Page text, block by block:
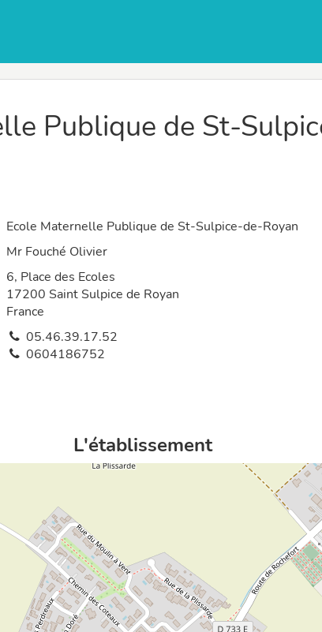
Publique de St-
Ecole Maternelle Publique de St-Sulpice-de-Royan
Mr Fouché Olivier
6, Place des Ecoles
17200 Saint Sulpice de Royan
France
05.46.39.17.52
0604186752
L'établissement